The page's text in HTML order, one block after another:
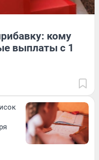
кому
выплаты с 1